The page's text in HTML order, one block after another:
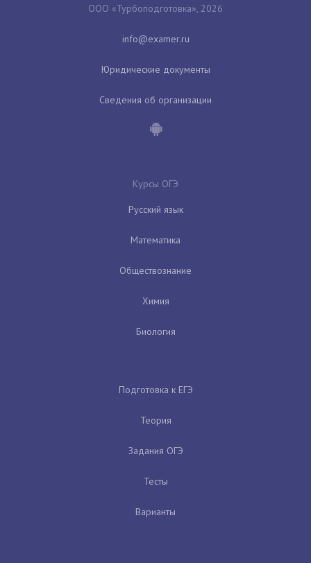
ООО «Турбоподготовка», 2026
Юридические документы
Сведения об организации
Курсы ОГЭ
Русский язык
Математика
Обществознание
Химия
Биология
Подготовка к ЕГЭ
Теория
Задания ОГЭ
Тесты
Варианты